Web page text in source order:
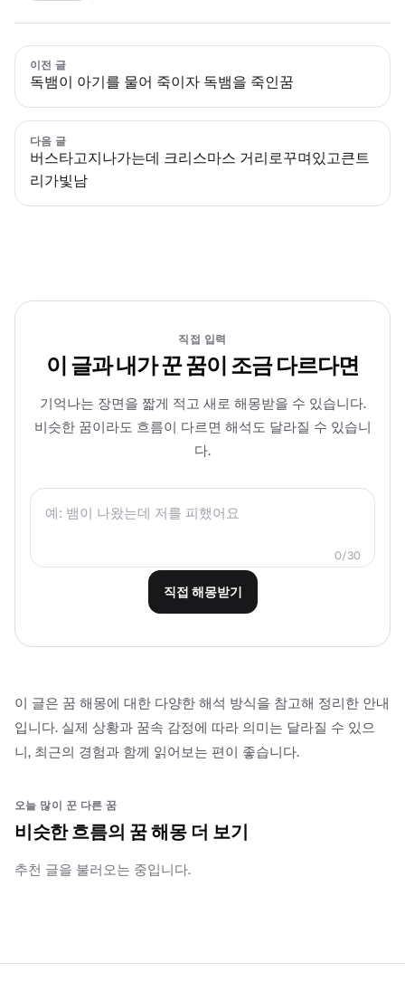
이전 글
독뱀이 아기를 물어 죽이자 독뱀을 죽인꿈
다음 글
버스타고지나가는데 크리스마스 거리로꾸며있고큰트
리가빛남
직접 입력
이 글과 내가 꾼 꿈이 조금 다르다면
기억나는 장면을 짧게 적고 새로 해몽받을 수 있습니다.
비슷한 꿈이라도 흐름이 다르면 해석도 달라질 수 있습니
다.
0/30
직접 해몽받기
이 글은 꿈 해몽에 대한 다양한 해석 방식을 참고해 정리한 안내
입니다. 실제 상황과 꿈속 감정에 따라 의미는 달라질 수 있으
니, 최근의 경험과 함께 읽어보는 편이 좋습니다.
오늘 많이 꾼 다른 꿈
비슷한 흐름의 꿈 해몽 더 보기
추천 글을 불러오는 중입니다.